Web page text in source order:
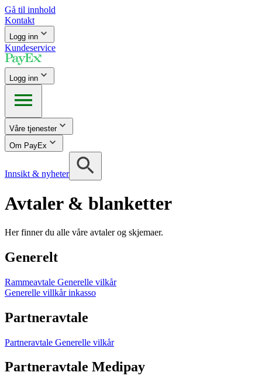
Gå til innhold
Kontakt
Logg inn
Kundeservice
Logg inn
Våre tjenester
Om PayEx
Innsikt & nyheter
Avtaler & blanketter
Her finner du alle våre avtaler og skjemaer.
Generelt
Rammeavtale Generelle vilkår
Generelle villkår inkasso
Partneravtale
Partneravtale Generelle vilkår
Partneravtale Medipay